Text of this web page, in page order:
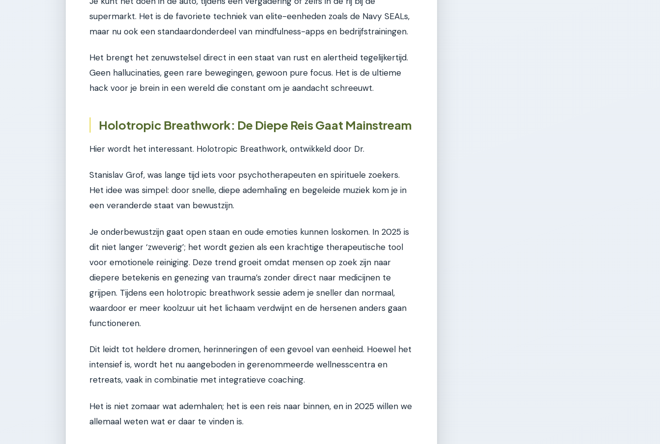
supermarkt. Het is de favoriete techniek van elite-eenheden zoals de Navy SEALs,
maar nu ook een standaardonderdeel van mindfulness-apps en bedrijfstrainingen.
Het brengt het zenuwstelsel direct in een staat van rust en alertheid tegelijkertijd.
Geen hallucinaties, geen rare bewegingen, gewoon pure focus. Het is de ultieme
hack voor je brein in een wereld die constant om je aandacht schreeuwt.
Holotropic Breathwork: De Diepe Reis Gaat Mainstream
Hier wordt het interessant. Holotropic Breathwork, ontwikkeld door Dr.
Stanislav Grof, was lange tijd iets voor psychotherapeuten en spirituele zoekers.
Het idee was simpel: door snelle, diepe ademhaling en begeleide muziek kom je in
een veranderde staat van bewustzijn.
Je onderbewustzijn gaat open staan en oude emoties kunnen loskomen. In 2025 is
dit niet langer ‘zweverig’; het wordt gezien als een krachtige therapeutische tool
voor emotionele reiniging. Deze trend groeit omdat mensen op zoek zijn naar
diepere betekenis en genezing van trauma’s zonder direct naar medicijnen te
grijpen. Tijdens een holotropic breathwork sessie adem je sneller dan normaal,
waardoor er meer koolzuur uit het lichaam verdwijnt en de hersenen anders gaan
functioneren.
Dit leidt tot heldere dromen, herinneringen of een gevoel van eenheid. Hoewel het
intensief is, wordt het nu aangeboden in gerenommeerde wellnesscentra en
retreats, vaak in combinatie met integratieve coaching.
Het is niet zomaar wat ademhalen; het is een reis naar binnen, en in 2025 willen we
allemaal weten wat er daar te vinden is.